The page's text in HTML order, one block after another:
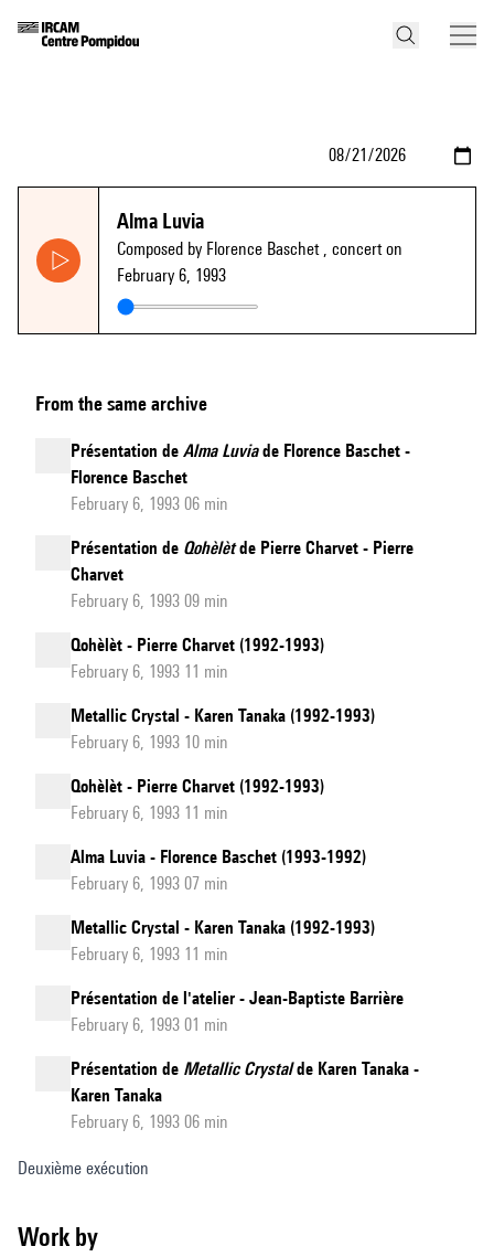
Alma Luvia
Composed by Florence Baschet , concert on
February 6, 1993
From the same archive
Présentation de Alma Luviade Florence Baschet -
Florence Baschet
February 6, 1993 06 min
Présentation de Qohèlètde Pierre Charvet - Pierre
Charvet
February 6, 1993 09 min
Qohèlèt - Pierre Charvet (1992-1993)
February 6, 1993 11 min
Metallic Crystal - Karen Tanaka (1992-1993)
February 6, 1993 10 min
Qohèlèt - Pierre Charvet (1992-1993)
February 6, 1993 11 min
Alma Luvia - Florence Baschet (1993-1992)
February 6, 1993 07 min
Metallic Crystal - Karen Tanaka (1992-1993)
February 6, 1993 11 min
Présentation de l'atelier - Jean-Baptiste Barrière
February 6, 1993 01 min
Présentation de Metallic Crystalde Karen Tanaka -
Karen Tanaka
February 6, 1993 06 min
Deuxième exécution
Work by